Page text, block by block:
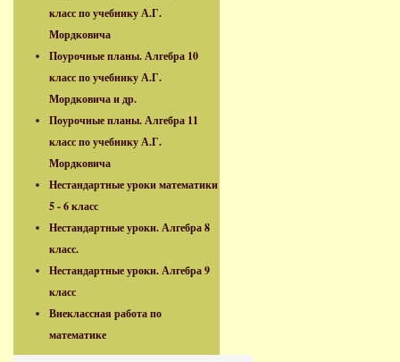
класс по учебнику А.Г.
Мордковича
Поурочные планы. Алгебра 10
класс по учебнику А.Г.
Мордковича и др.
Поурочные планы. Алгебра 11
класс по учебнику А.Г.
Мордковича
Нестандартные уроки математики
5 - 6 класс
Нестандартные уроки. Алгебра 8
класс.
Нестандартные уроки. Алгебра 9
класс
Внеклассная работа по
математике